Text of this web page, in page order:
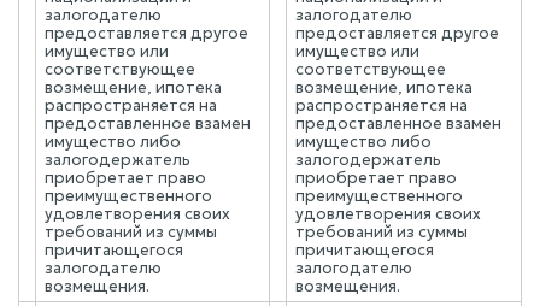
залогодателю
предоставляется другое
имущество или
соответствующее
возмещение, ипотека
распространяется на
предоставленное взамен
имущество либо
залогодержатель
приобретает право
преимущественного
удовлетворения своих
требований из суммы
причитающегося
залогодателю
возмещения.
залогодателю
предоставляется другое
имущество или
соответствующее
возмещение, ипотека
распространяется на
предоставленное взамен
имущество либо
залогодержатель
приобретает право
преимущественного
удовлетворения своих
требований из суммы
причитающегося
залогодателю
возмещения.